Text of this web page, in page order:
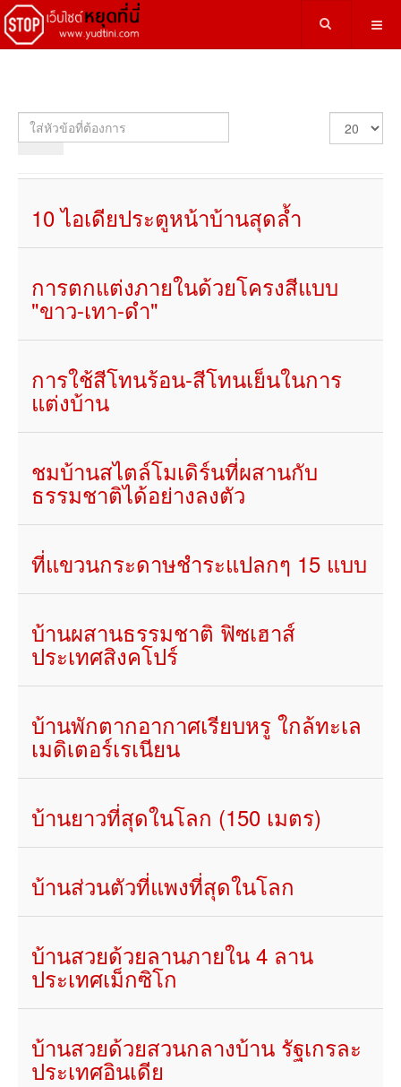
ใส่
หัวข้อ
ต้องการ
แสดง
#
10 ไอเดียประตูหน้าบ้านสุดล้ำ
การตกแต่งภายในด้วยโครงสีแบบ
"ขาว-เทา-ดำ"
การใช้สีโทนร้อน-สีโทนเย็นในการ
แต่งบ้าน
ชมบ้านสไตล์โมเดิร์นที่ผสานกับ
ธรรมชาติได้อย่างลงตัว
ที่แขวนกระดาษชำระแปลกๆ 15 แบบ
บ้านผสานธรรมชาติ ฟิซเฮาส์
ประเทศสิงคโปร์
บ้านพักตากอากาศเรียบหรู ใกล้ทะเล
เมดิเตอร์เรเนียน
บ้านยาวที่สุดในโลก (150 เมตร)
บ้านส่วนตัวที่แพงที่สุดในโลก
บ้านสวยด้วยลานภายใน 4 ลาน
ประเทศเม็กซิโก
บ้านสวยด้วยสวนกลางบ้าน รัฐเกรละ
ประเทศอินเดีย